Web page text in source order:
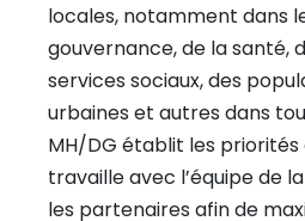
locales, notamment dans
gouvernance, de la santé,
services sociaux, des
urbaines et autres dans
MH/DG établit les priorités
travaille avec l’équipe de
les partenaires afin de